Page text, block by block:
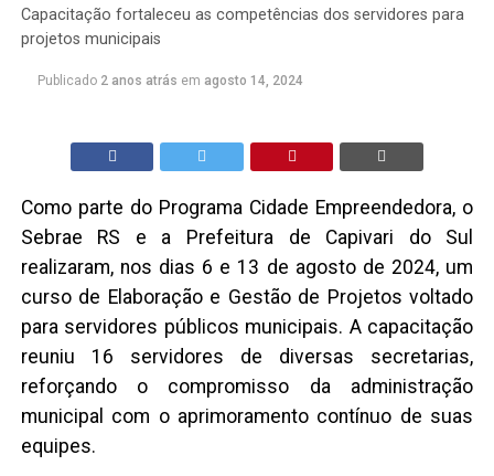
Capacitação fortaleceu as competências dos servidores para
projetos municipais
Publicado 2 anos atrás em agosto 14, 2024
Como parte do Programa Cidade Empreendedora, o
Sebrae RS e a Prefeitura de Capivari do Sul
realizaram, nos dias 6 e 13 de agosto de 2024, um
curso de Elaboração e Gestão de Projetos voltado
para servidores públicos municipais. A capacitação
reuniu 16 servidores de diversas secretarias,
reforçando o compromisso da administração
municipal com o aprimoramento contínuo de suas
equipes.